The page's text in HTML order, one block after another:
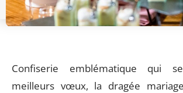
Confiserie emblématique qui
meilleurs vœux, la dragée